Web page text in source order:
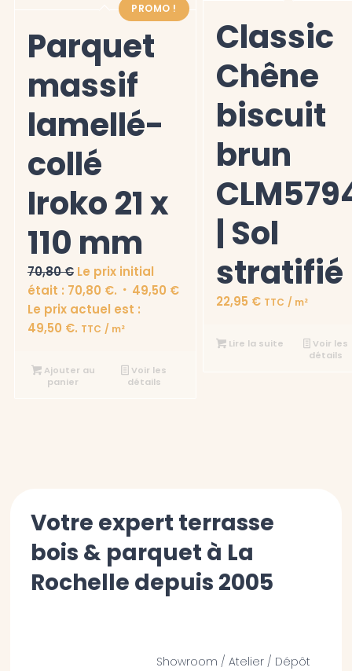
Parquet
massif
lamellé-
collé
Iroko 21 x
110 mm
70,80€ Le prix initial
était : 70,80 €.
49,50 €
Le prix actuel est :
49,50 €. TTC / m²
PROMO !
Ajouter au
panier
Voir les
détails
Classic
Chêne
biscuit
brun
| Sol
stratifié
22,95 € TTC / m²
Lire la suite
Voir les
détails
Votre expert terrasse
bois & parquet à La
Rochelle depuis 2005
Showroom / Atelier / Dépôt